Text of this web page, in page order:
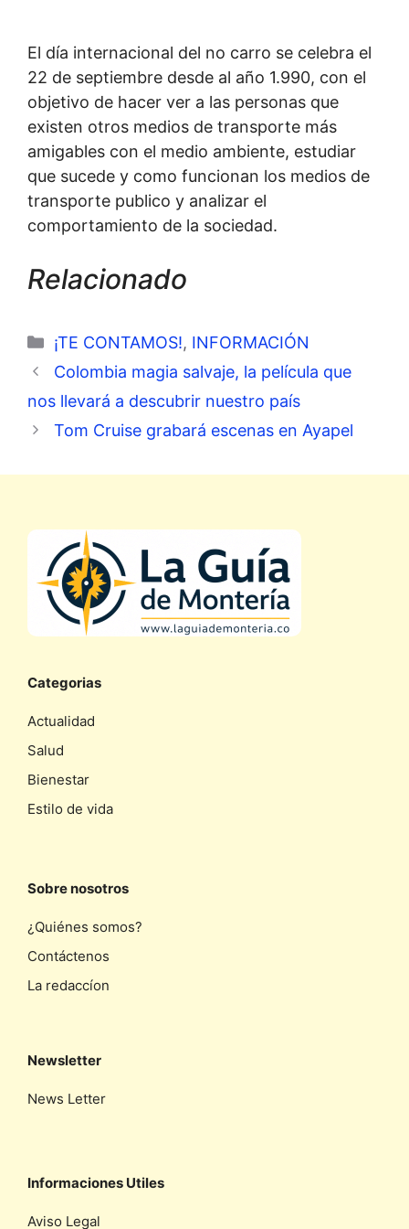
El día internacional del no carro se celebra el
22 de septiembre desde al año 1.990, con el
objetivo de hacer ver a las personas que
existen otros medios de transporte más
amigables con el medio ambiente, estudiar
que sucede y como funcionan los medios de
transporte publico y analizar el
comportamiento de la sociedad.
Relacionado
Categorías
¡TE CONTAMOS!, INFORMACIÓN
Colombia magia salvaje, la película que
nos llevará a descubrir nuestro país
Tom Cruise grabará escenas en Ayapel
Categorias
Actualidad
Salud
Bienestar
Estilo de vida
Sobre nosotros
¿Quiénes somos?
Contáctenos
La redaccíon
Newsletter
News Letter
Informaciones Utiles
Aviso Legal